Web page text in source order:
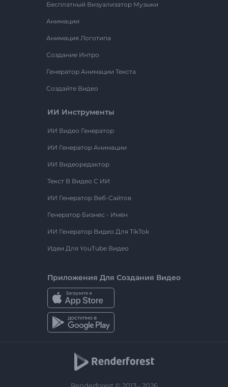
Бесплатный Визуализатор Музыки
Анимации
Анимация Логотипа
Создание Интро
Генератор Анимации Текста
Создайте Видео
ИИ Инструменты
ИИ Видео Генератор
ИИ Генератор Анимации
ИИ Видеоредактор
Текст В Видео С ИИ
ИИ Генератор Веб-Сайтов
Генератор Бизнес - Имён
ИИ Генератор Видео Для TikTok
Идеи Для YouTube Видео
Приложения Для Создания Видео